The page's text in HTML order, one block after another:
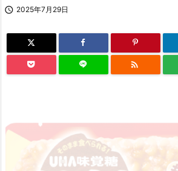
 2025年7月29日
